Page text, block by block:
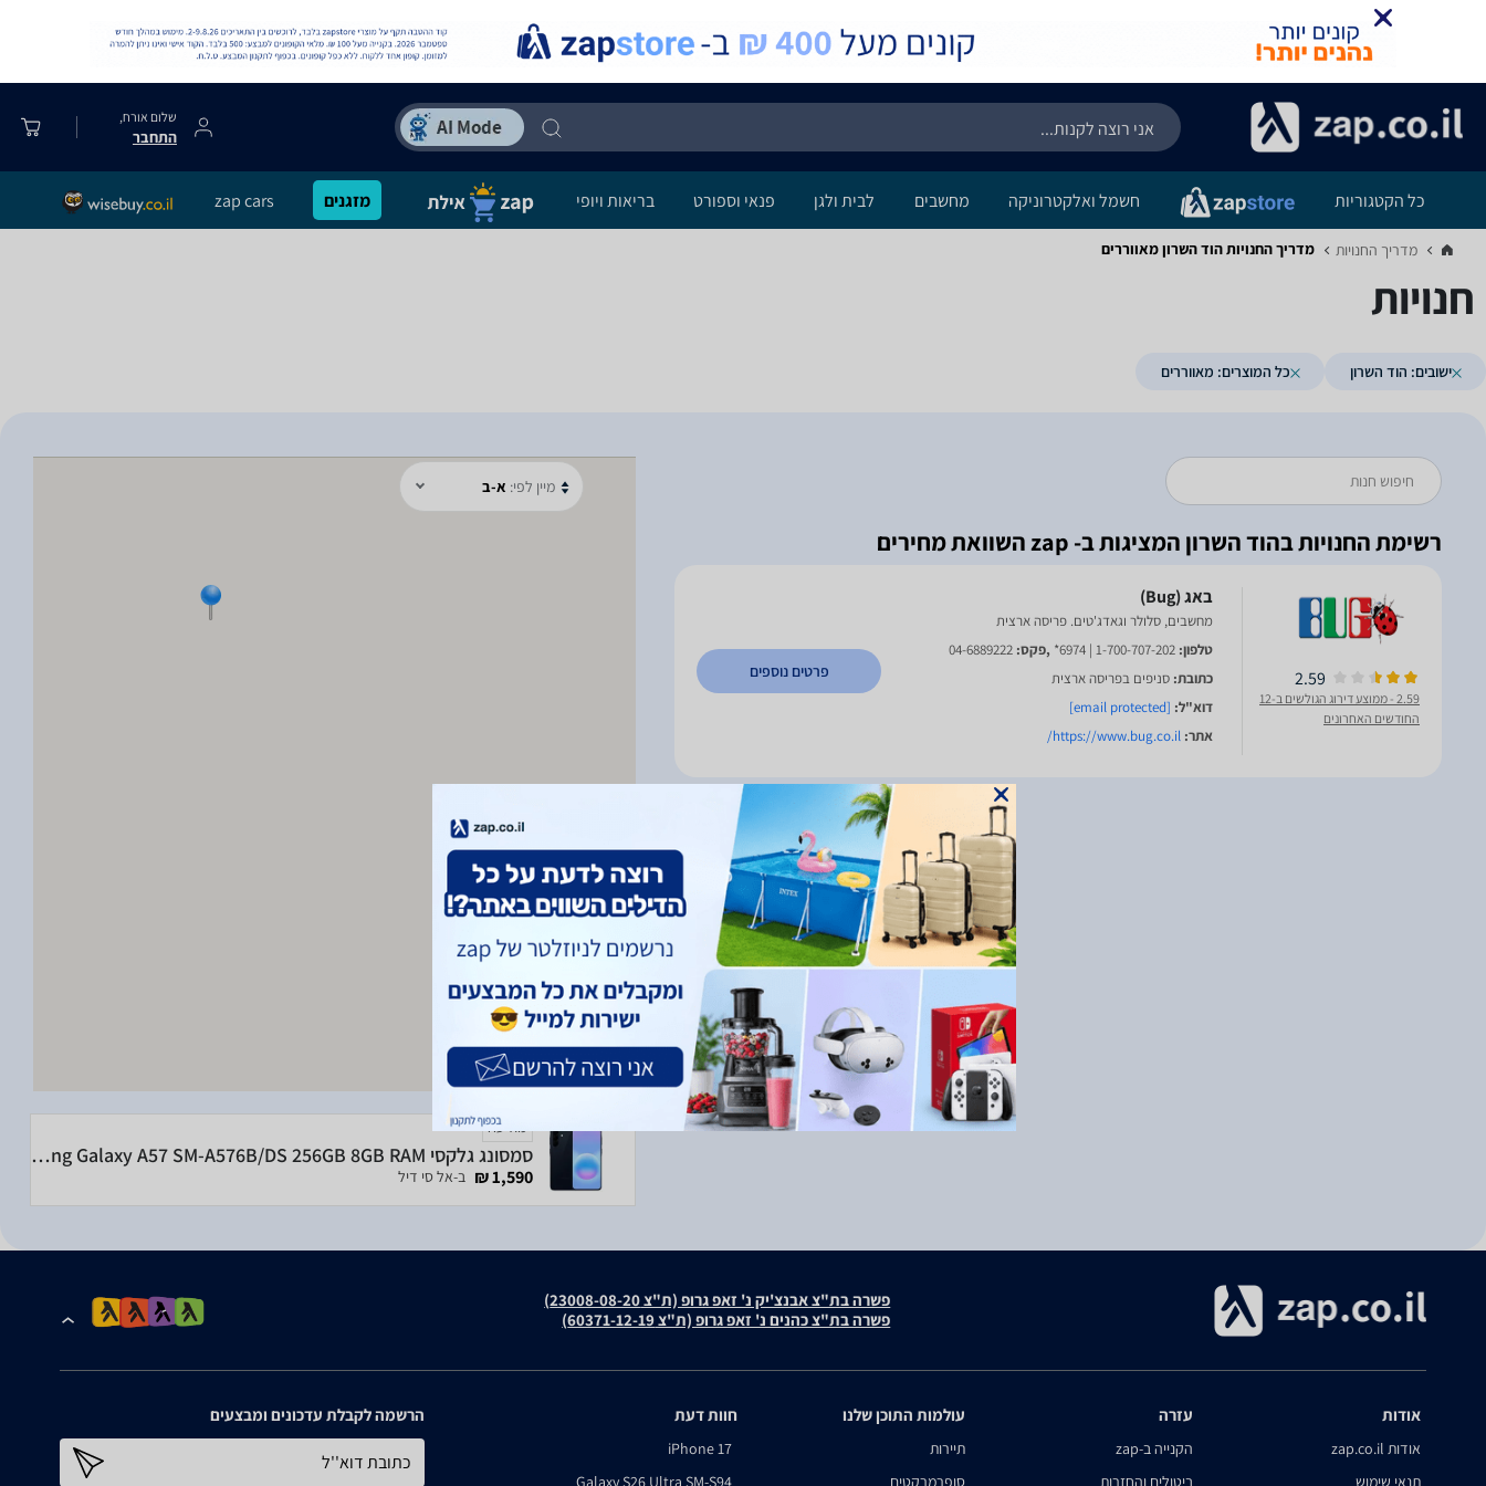
שלום אורח,
התחבר
כל הקטגוריות חשמל ואלקטרוניקה מחשבים לבית ולגן פנאי וספורט בריאות ויופי מזגנים zap cars
מדריך החנויות‏ מדריך החנויות ‏הוד השרון ‏מאווררים
חנויות
ישובים: הוד השרון כל המוצרים: מאווררים
מיין לפי: א-ב
רשימת החנויות בהוד השרון המציגות ב- zap השוואת מחירים
2.59
2.59
- ממוצע דירוג הגולשים ב-12
החודשים האחרונים
מחשבים, סלולר וגאדג'טים. פריסה ארצית
טלפון: 1-700-707-202 | 6974* ,פקס: 04-6889222
כתובת: סניפים בפריסה ארצית
דוא"ל: [email protected]
אתר: https://www.bug.co.il/
פרטים נוספים
מודעה
סמסונג גלקסי Samsung Galaxy A57 SM-A576B/DS 256GB 8GB RAM
1,590 ₪ ב-אל סי דיל
פשרה בת"צ אבנצ'יק נ' זאפ גרופ (ת"צ 23008-08-20)
פשרה בת"צ כהנים נ' זאפ גרופ (ת"צ 60371-12-19)
אודות
אודות zap.co.il
תנאי שימוש
עזרה
הקנייה ב-zap
ביטולים והחזרות
עולמות התוכן שלנו
תיירות
סופרמרקטים
חוות דעת
iPhone 17
Galaxy S26 Ultra SM-S94
הרשמה לקבלת עדכונים ומבצעים
כתובת דוא''ל